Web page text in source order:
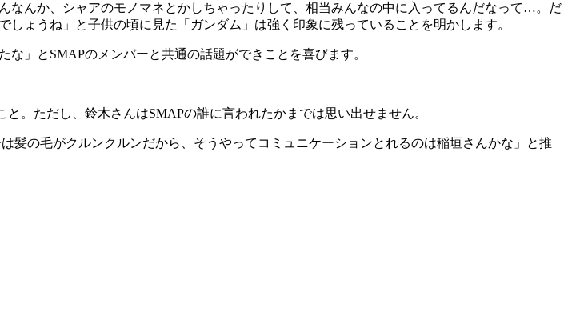
なんか、シャアのモノマネとかしちゃったりして、相当みんなの中に入ってるんだなって…。だ
ょうね」と子供の頃に見た「ガンダム」は強く印象に残っていることを明かします。
」とSMAPのメンバーと共通の話題ができことを喜びます。
。ただし、鈴木さんはSMAPの誰に言われたかまでは思い出せません。
の毛がクルンクルンだから、そうやってコミュニケーションとれるのは稲垣さんかな」と推